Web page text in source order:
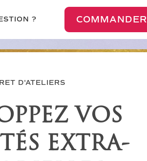
? COMMANDER
D'ATELIERS
VOS
EXTRA-